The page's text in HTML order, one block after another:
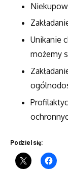
Unikanie
możemy
Podziel się: